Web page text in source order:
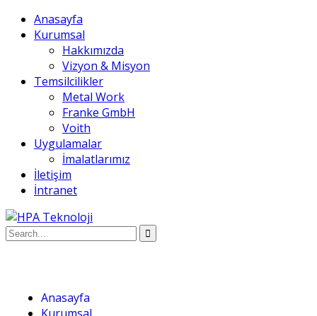
Anasayfa
Kurumsal
Hakkımızda
Vizyon & Misyon
Temsilcilikler
Metal Work
Franke GmbH
Voith
Uygulamalar
İmalatlarımız
İletişim
İntranet
Anasayfa